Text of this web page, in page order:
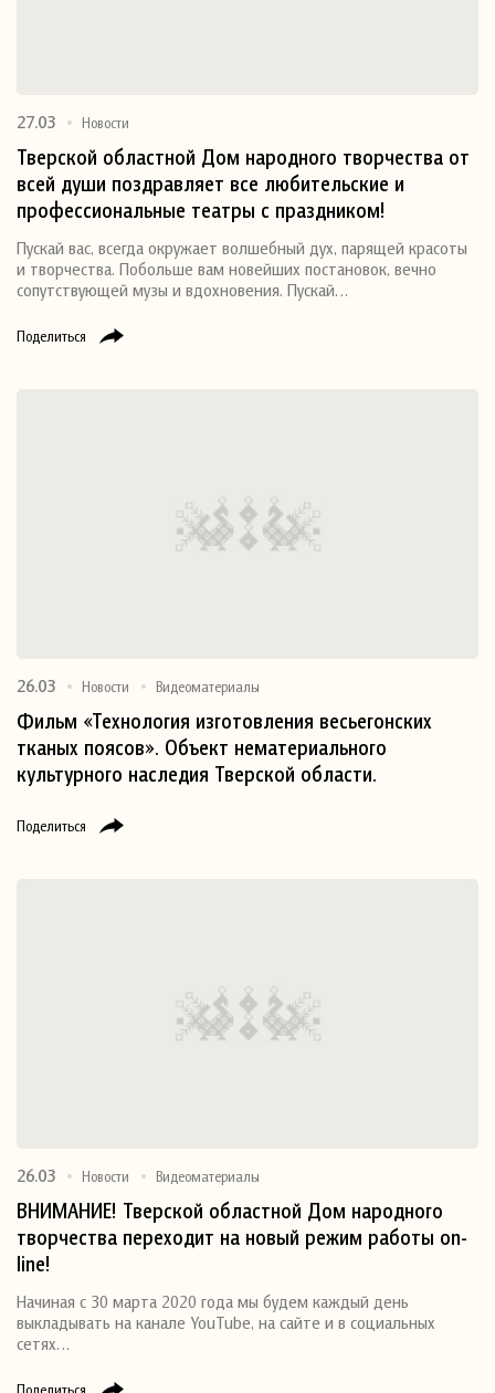
Поделиться
27.03 Новости
Тверской областной Дом народного творчества от
всей души поздравляет все любительские и
профессиональные театры с праздником!
Пускай вас, всегда окружает волшебный дух, парящей красоты
и творчества. Побольше вам новейших постановок, вечно
сопутствующей музы и вдохновения. Пускай…
Поделиться
26.03 Новости Видеоматериалы
Фильм «Технология изготовления весьегонских
тканых поясов». Объект нематериального
культурного наследия Тверской области.
26.03 Новости Видеоматериалы
ВНИМАНИЕ! Тверской областной Дом народного
творчества переходит на новый режим работы on-
line!
Начиная с 30 марта 2020 года мы будем каждый день
выкладывать на канале YouTube, на сайте и в социальных
сетях…